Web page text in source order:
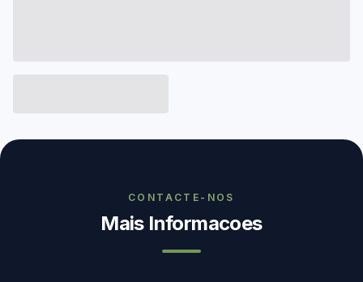
CONTACTE-NOS
Mais Informacoes